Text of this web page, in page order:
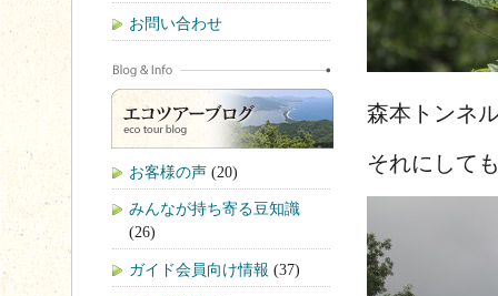
森本トンネ
それにして
お問い合わせ
お客様の声 (20)
みんなが持ち寄る豆知識
(26)
ガイド会員向け情報 (37)